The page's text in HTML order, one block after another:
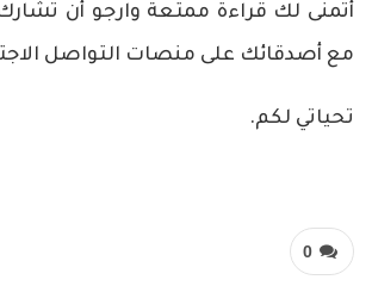
أتمنى لك قراءة ممتعة وارجو أن
مع أصدقائك على منصات التواصل
تحياتي لكم.
0